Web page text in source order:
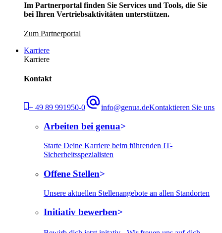
Im Partnerportal finden Sie Services und Tools, die Sie
bei Ihren Vertriebsaktivitäten unterstützen.
Zum Partnerportal
Karriere
Karriere
Kontakt
+ 49 89 991950-0 info@genua.deKontaktieren Sie uns
Arbeiten bei genua
Starte Deine Karriere beim führenden IT-
Sicherheitsspezialisten
Offene Stellen
Unsere aktuellen Stellenangebote an allen Standorten
Initiativ bewerben